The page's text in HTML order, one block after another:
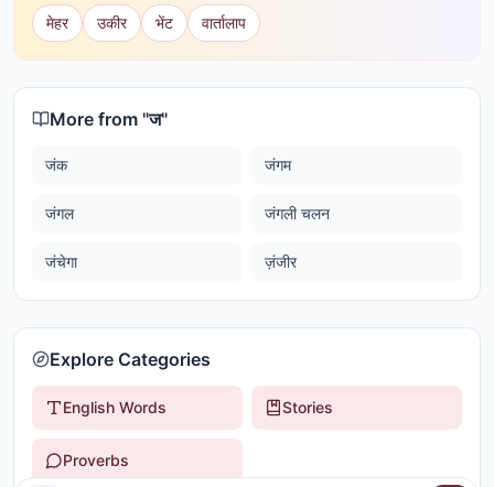
मेहर उकीर भेंट वार्तालाप
More from "ज"
जंक जंगम
जंगल जंगली चलन
जंचेगा ज़ंजीर
Explore Categories
English Words Stories
Proverbs